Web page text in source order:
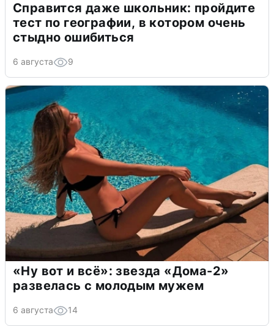
Справится даже школьник: пройдите
тест по географии, в котором очень
стыдно ошибиться
6 августа 9
«Ну вот и всё»: звезда «Дома-2»
развелась с молодым мужем
6 августа 14